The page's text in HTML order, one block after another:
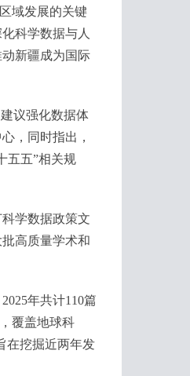
域发展的关键
科学数据与人
新疆成为国际
议强化数据体
，同时指出，
五五”相关规
学数据政策文
高质量学术和
年共计110篇
覆盖地球科
在挖掘近两年发